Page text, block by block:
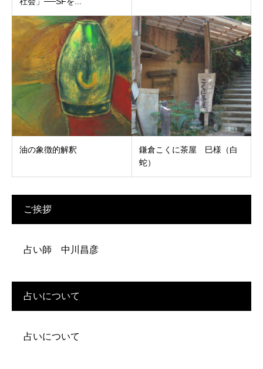
油の象徴的解釈
鎌倉こくに茶屋 巳様（白
蛇）
ご挨拶
占い師 中川昌彦
占いについて
占いについて